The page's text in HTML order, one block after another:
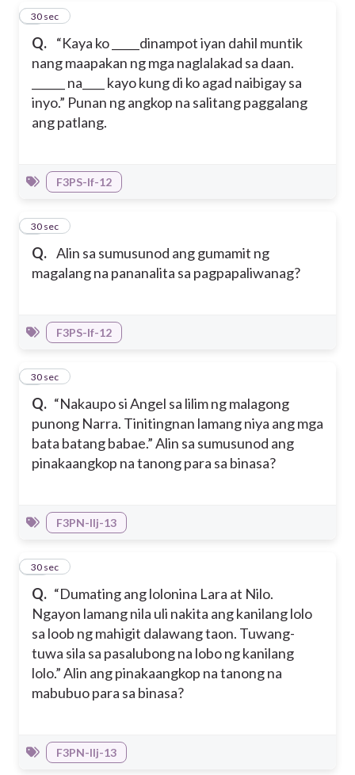
Q. “Kaya ko _____dinampot iyan dahil muntik
nang maapakan ng mga naglalakad sa daan.
______ na____ kayo kung di ko agad naibigay sa
inyo.” Punan ng angkop na salitang paggalang
ang patlang.
7
30 sec
F3PS-If-12
Q. Alin sa sumusunod ang gumamit ng
magalang na pananalita sa pagpapaliwanag?
8
30 sec
F3PS-If-12
Q. “Nakaupo si Angel sa lilim ng malagong
punong Narra. Tinitingnan lamang niya ang mga
bata batang babae.” Alin sa sumusunod ang
pinakaangkop na tanong para sa binasa?
9
30 sec
F3PN-IIj-13
Q. “Dumating ang lolonina Lara at Nilo.
Ngayon lamang nila uli nakita ang kanilang lolo
sa loob ng mahigit dalawang taon. Tuwang-
tuwa sila sa pasalubong na lobo ng kanilang
lolo.” Alin ang pinakaangkop na tanong na
mabubuo para sa binasa?
10
30 sec
F3PN-IIj-13